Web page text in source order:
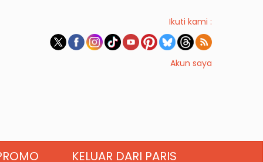
Ikuti kami :
Akun saya
KELUAR DARI PARIS